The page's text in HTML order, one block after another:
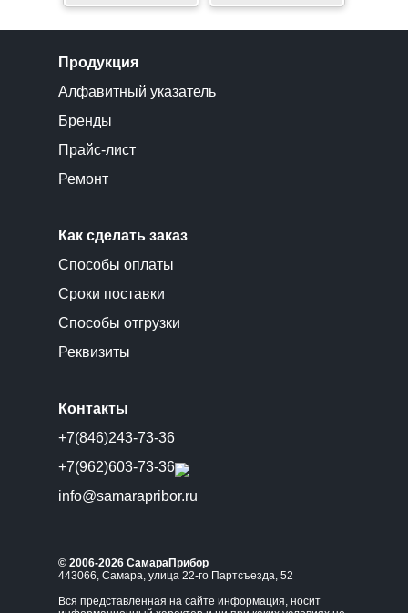
Продукция
Алфавитный указатель
Бренды
Прайс-лист
Ремонт
Как сделать заказ
Способы оплаты
Сроки поставки
Способы отгрузки
Реквизиты
Контакты
+7(846)243-73-36
+7(962)603-73-36
info@samarapribor.ru
© 2006-2026 СамараПрибор
443066, Самара, улица 22-го Партсъезда, 52
Вся представленная на сайте информация, носит